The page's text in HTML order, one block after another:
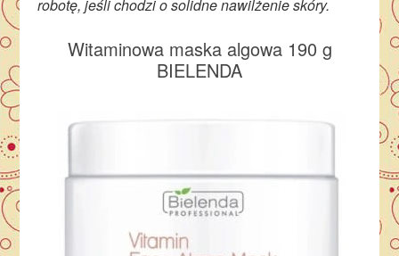
robotę, jeśli chodzi o solidne nawilżenie skóry.
Witaminowa maska algowa 190 g
BIELENDA